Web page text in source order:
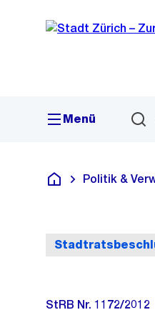
Navigation
Sprunglink
Menü
Deutsch
Politik &
StRB Nr. 1172/2012